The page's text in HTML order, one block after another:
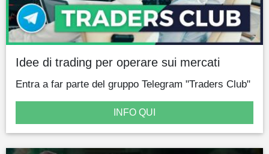
Idee di trading per operare sui mercati
Entra a far parte del gruppo Telegram "Traders Club"
INFO QUI